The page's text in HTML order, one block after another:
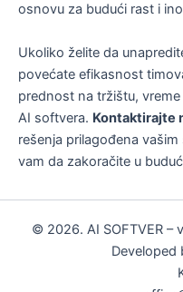
osnovu za budući rast i
Ukoliko želite da
povećate efikasnost
prednost na tržištu,
AI softvera. Kontaktirajte
rešenja prilagođena
vam da zakoračite u
© 2026. AI SOFTVER –
Developed